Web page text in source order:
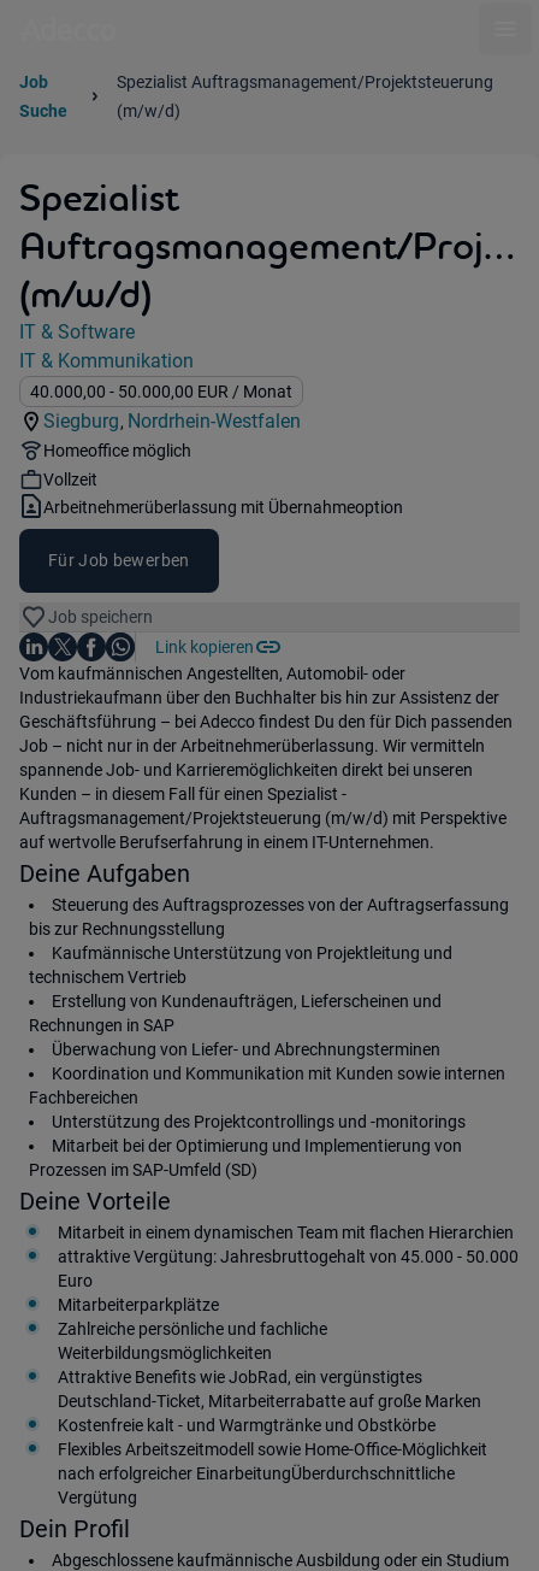
Job
Suche
Spezialist Auftragsmanagement/Projektsteuerung
(m/w/d)
Spezialist
Auftragsmanagement/
(m/w/d)
Jobdetails
Kategorie:
IT & Software
Industry:
IT & Kommunikation
Gehalt:
40.000,00 - 50.000,00 EUR / Monat
Standorte:
Siegburg,
Region:
Nordrhein-Westfalen
Remote Option:
Homeoffice möglich
Workhours:
Vollzeit
Vertragsart:
Arbeitnehmerüberlassung mit Übernahmeoption
Für Job bewerben
Job speichern
Teile diesen Job
Auf LinkedIn teilen
Auf X teilen
Auf Facebook teilen
Auf WhatsApp teilen
Link kopieren
Einleitung
Vom kaufmännischen Angestellten, Automobil- oder
Industriekaufmann über den Buchhalter bis hin zur Assistenz der
Geschäftsführung – bei Adecco findest Du den für Dich passenden
Job – nicht nur in der Arbeitnehmerüberlassung. Wir vermitteln
spannende Job- und Karrieremöglichkeiten direkt bei unseren
Kunden – in diesem Fall für einen Spezialist -
Auftragsmanagement/Projektsteuerung (m/w/d) mit Perspektive
auf wertvolle Berufserfahrung in einem IT-Unternehmen.
Deine Aufgaben
Steuerung des Auftragsprozesses von der Auftragserfassung
bis zur Rechnungsstellung
Kaufmännische Unterstützung von Projektleitung und
technischem Vertrieb
Erstellung von Kundenaufträgen, Lieferscheinen und
Rechnungen in SAP
Überwachung von Liefer- und Abrechnungsterminen
Koordination und Kommunikation mit Kunden sowie internen
Fachbereichen
Unterstützung des Projektcontrollings und -monitorings
Mitarbeit bei der Optimierung und Implementierung von
Prozessen im SAP-Umfeld (SD)
Deine Vorteile
Mitarbeit in einem dynamischen Team mit flachen Hierarchien
attraktive Vergütung: Jahresbruttogehalt von 45.000 - 50.000
Euro
Mitarbeiterparkplätze
Zahlreiche persönliche und fachliche
Weiterbildungsmöglichkeiten
Attraktive Benefits wie JobRad, ein vergünstigtes
Deutschland-Ticket, Mitarbeiterrabatte auf große Marken
Kostenfreie kalt - und Warmgtränke und Obstkörbe
Flexibles Arbeitszeitmodell sowie Home-Office-Möglichkeit
nach erfolgreicher EinarbeitungÜberdurchschnittliche
Vergütung
Dein Profil
Abgeschlossene kaufmännische Ausbildung oder ein Studium